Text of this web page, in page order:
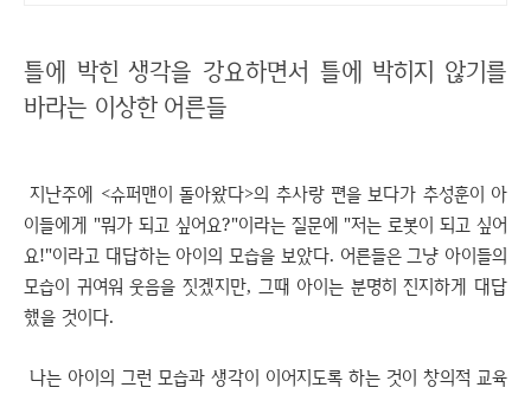
틀에 박힌 생각을 강요하면서 틀에 박히지 않기를
바라는 이상한 어른들
지난주에 <슈퍼맨이 돌아왔다>의 추사랑 편을 보다가 추성훈이 아
이들에게 "뭐가 되고 싶어요?"이라는 질문에 "저는 로봇이 되고 싶어
요!"이라고 대답하는 아이의 모습을 보았다. 어른들은 그냥 아이들의
모습이 귀여워 웃음을 짓겠지만, 그때 아이는 분명히 진지하게 대답
했을 것이다.
나는 아이의 그런 모습과 생각이 이어지도록 하는 것이 창의적 교육